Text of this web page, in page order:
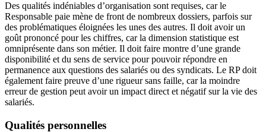
Des qualités indéniables d’organisation sont requises, car le
Responsable paie mène de front de nombreux dossiers, parfois sur
des problématiques éloignées les unes des autres. Il doit avoir un
goût prononcé pour les chiffres, car la dimension statistique est
omniprésente dans son métier. Il doit faire montre d’une grande
disponibilité et du sens de service pour pouvoir répondre en
permanence aux questions des salariés ou des syndicats. Le RP doit
également faire preuve d’une rigueur sans faille, car la moindre
erreur de gestion peut avoir un impact direct et négatif sur la vie des
salariés.
Qualités personnelles